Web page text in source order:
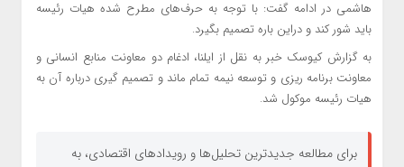
هاشمی در ادامه گفت: با توجه به حرف‌های مطرح شده هیات رئیسه
باید شور کند و دراین باره تصمیم بگیرد.
به گزارش کیوسک خبر به نقل از ایلنا، ادغام دو معاونت منابع انسانی و
معاونت برنامه ریزی و توسعه نیمه تمام ماند و تصمیم گیری درباره آن به
هیات رئیسه موکول شد.
برای مطالعه جدیدترین تحلیل‌ها و رویدادهای اقتصادی، به